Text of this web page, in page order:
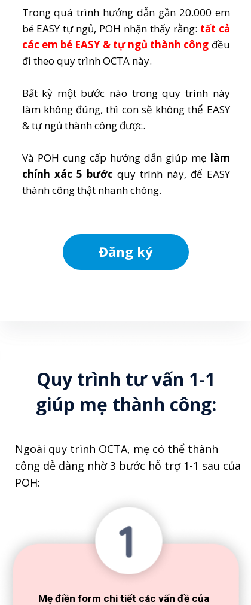
Trong quá trình hướng dẫn gần 20.000 em
bé EASY tự ngủ, POH nhận thấy rằng: tất cả
các em bé EASY & tự ngủ thành công đều
đi theo quy trình OCTA này.
Bất kỳ một bước nào trong quy trình này
làm không đúng, thì con sẽ không thể EASY
& tự ngủ thành công được.
Và POH cung cấp hướng dẫn giúp mẹ làm
chính xác 5 bước quy trình này, để EASY
thành công thật nhanh chóng.
Đăng ký
Quy trình tư vấn 1-1
giúp mẹ thành công:
Ngoài quy trình OCTA, mẹ có thể thành
công dễ dàng nhờ 3 bước hỗ trợ 1-1 sau của
POH:
Mẹ điền form chi tiết các vấn đề của